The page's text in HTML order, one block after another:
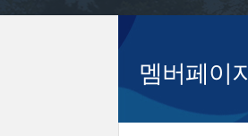
멤버페이지